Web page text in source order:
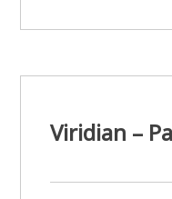
Viridian –